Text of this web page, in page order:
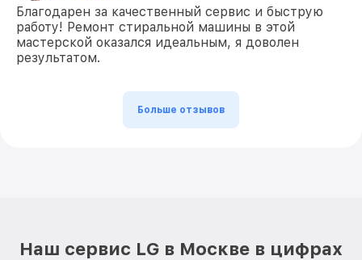
Благодарен за качественный сервис и быструю
работу! Ремонт стиральной машины в этой
мастерской оказался идеальным, я доволен
результатом.
Больше отзывов
Наш сервис LG в Москве в цифрах